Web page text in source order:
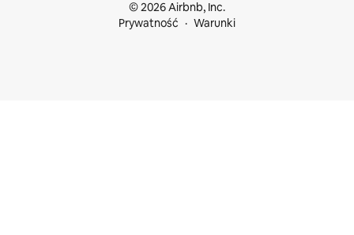
© 2026 Airbnb, Inc.
Prywatność
Warunki